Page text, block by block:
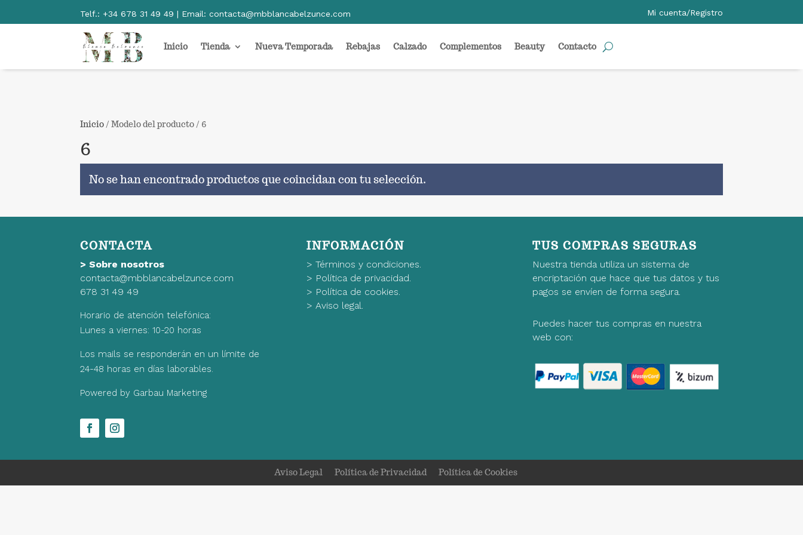
Telf.: +34 678 31 49 49 | Email:contacta@mbblancabelzunce.com Mi cuenta/Registro
Inicio Tienda Nueva Temporada Rebajas Calzado Complementos Beauty Contacto
Inicio / Modelo del producto / 6
6
No se han encontrado productos que coincidan con tu selección.
CONTACTA
>Sobre nosotros
contacta@mbblancabelzunce.com
678 31 49 49
Horario de atención telefónica:
Lunes a viernes: 10-20 horas
Los mails se responderán en un límite de
24-48 horas en días laborables.
Powered by Garbau Marketing
INFORMACIÓN
> Términos y condiciones.
> Política de privacidad.
> Política de cookies.
> Aviso legal.
TUS COMPRAS SEGURAS
Nuestra tienda utiliza un sistema de
encriptación que hace que tus datos y tus
pagos se envíen de forma segura.
Puedes hacer tus compras en nuestra
web con:
Aviso Legal Política de Privacidad Política de Cookies